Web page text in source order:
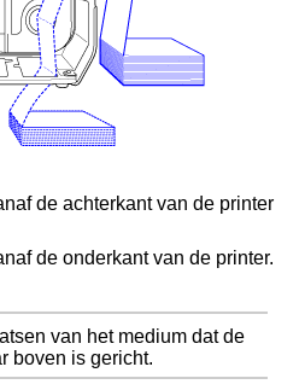
de achterkant van de printer
de onderkant van de printer.
van het medium dat de
boven is gericht.